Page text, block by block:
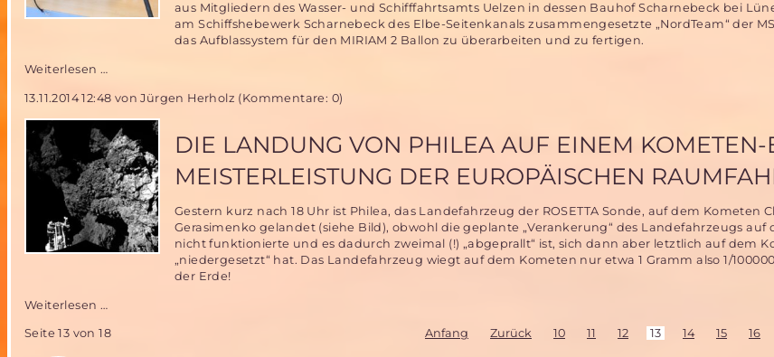
aus Mitgliedern des Wasser- und Schifffahrtsamts Uelzen in dessen Bauhof Scharnebeck bei
am Schiffshebewerk Scharnebeck des Elbe-Seitenkanals zusammengesetzte „NordTeam“ der
das Aufblassystem für den MIRIAM 2 Ballon zu überarbeiten und zu fertigen.
Weiterlesen …
MIRIAM
2
Flugtestprogramm-
das
MSD
NordTeam
stellt
Das
Ballon-
Aufblassystem
13.11.2014 12:48 von Jürgen Herholz (Kommentare: 0)
DIE LANDUNG VON PHILEA AUF EINEM KOMETEN-
MEISTERLEISTUNG DER EUROPÄISCHEN
Gestern kurz nach 18 Uhr ist Philea, das Landefahrzeug der ROSETTA Sonde, auf dem Kometen
Gerasimenko gelandet (siehe Bild), obwohl die geplante „Verankerung“ des Landefahrzeugs auf
nicht funktionierte und es dadurch zweimal (!) „abgeprallt“ ist, sich dann aber letztlich auf dem
„niedergesetzt“ hat. Das Landefahrzeug wiegt auf dem Kometen nur etwa 1 Gramm also 1/
der Erde!
Weiterlesen …
von
Seite 13 von 18 Anfang Zurück 10 11 12 13 14 15 16